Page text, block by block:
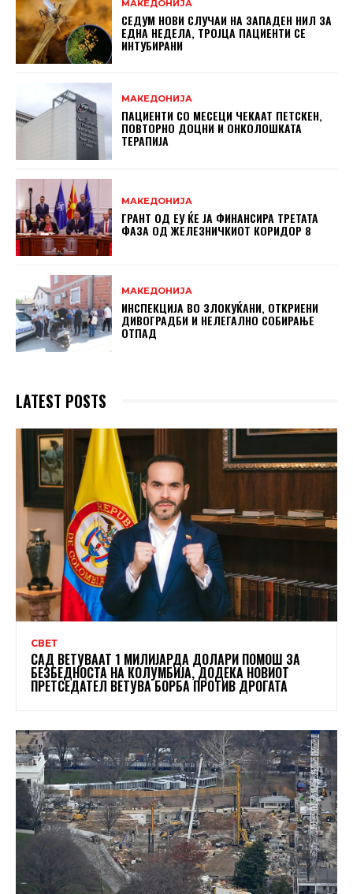
МАКЕДОНИЈА
СЕДУМ НОВИ СЛУЧАИ НА ЗАПАДЕН НИЛ ЗА
ЕДНА НЕДЕЛА, ТРОЈЦА ПАЦИЕНТИ СЕ
ИНТУБИРАНИ
МАКЕДОНИЈА
ПАЦИЕНТИ СО МЕСЕЦИ ЧЕКААТ ПЕТСКЕН,
ПОВТОРНО ДОЦНИ И ОНКОЛОШКАТА
ТЕРАПИЈА
МАКЕДОНИЈА
ГРАНТ ОД ЕУ ЌЕ ЈА ФИНАНСИРА ТРЕТАТА
ФАЗА ОД ЖЕЛЕЗНИЧКИОТ КОРИДОР 8
МАКЕДОНИЈА
ИНСПЕКЦИЈА ВО ЗЛОКУЌАНИ, ОТКРИЕНИ
ДИВОГРАДБИ И НЕЛЕГАЛНО СОБИРАЊЕ
ОТПАД
LATEST POSTS
СВЕТ
САД ВЕТУВААТ 1 МИЛИЈАРДА ДОЛАРИ ПОМОШ ЗА
БЕЗБЕДНОСТА НА КОЛУМБИЈА, ДОДЕКА НОВИОТ
ПРЕТСЕДАТЕЛ ВЕТУВА БОРБА ПРОТИВ ДРОГАТА